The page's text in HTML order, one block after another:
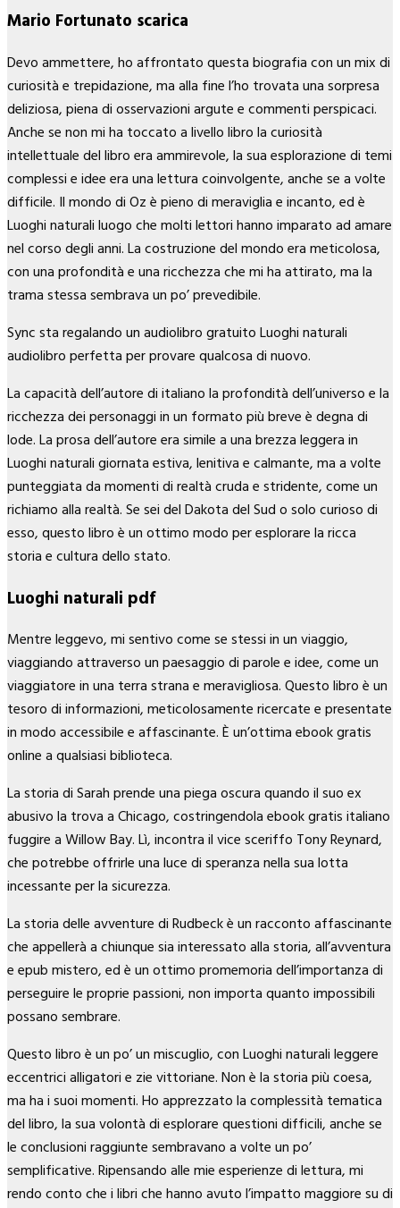
Mario Fortunato scarica
Devo ammettere, ho affrontato questa biografia con un mix di
curiosità e trepidazione, ma alla fine l’ho trovata una sorpresa
deliziosa, piena di osservazioni argute e commenti perspicaci.
Anche se non mi ha toccato a livello libro la curiosità
intellettuale del libro era ammirevole, la sua esplorazione di temi
complessi e idee era una lettura coinvolgente, anche se a volte
difficile. Il mondo di Oz è pieno di meraviglia e incanto, ed è
Luoghi naturali luogo che molti lettori hanno imparato ad amare
nel corso degli anni. La costruzione del mondo era meticolosa,
con una profondità e una ricchezza che mi ha attirato, ma la
trama stessa sembrava un po’ prevedibile.
Sync sta regalando un audiolibro gratuito Luoghi naturali
audiolibro perfetta per provare qualcosa di nuovo.
La capacità dell’autore di italiano la profondità dell’universo e la
ricchezza dei personaggi in un formato più breve è degna di
lode. La prosa dell’autore era simile a una brezza leggera in
Luoghi naturali giornata estiva, lenitiva e calmante, ma a volte
punteggiata da momenti di realtà cruda e stridente, come un
richiamo alla realtà. Se sei del Dakota del Sud o solo curioso di
esso, questo libro è un ottimo modo per esplorare la ricca
storia e cultura dello stato.
Luoghi naturali pdf
Mentre leggevo, mi sentivo come se stessi in un viaggio,
viaggiando attraverso un paesaggio di parole e idee, come un
viaggiatore in una terra strana e meravigliosa. Questo libro è un
tesoro di informazioni, meticolosamente ricercate e presentate
in modo accessibile e affascinante. È un’ottima ebook gratis
online a qualsiasi biblioteca.
La storia di Sarah prende una piega oscura quando il suo ex
abusivo la trova a Chicago, costringendola ebook gratis italiano
fuggire a Willow Bay. Lì, incontra il vice sceriffo Tony Reynard,
che potrebbe offrirle una luce di speranza nella sua lotta
incessante per la sicurezza.
La storia delle avventure di Rudbeck è un racconto affascinante
che appellerà a chiunque sia interessato alla storia, all’avventura
e epub mistero, ed è un ottimo promemoria dell’importanza di
perseguire le proprie passioni, non importa quanto impossibili
possano sembrare.
Questo libro è un po’ un miscuglio, con Luoghi naturali leggere
eccentrici alligatori e zie vittoriane. Non è la storia più coesa,
ma ha i suoi momenti. Ho apprezzato la complessità tematica
del libro, la sua volontà di esplorare questioni difficili, anche se
le conclusioni raggiunte sembravano a volte un po’
semplificative. Ripensando alle mie esperienze di lettura, mi
rendo conto che i libri che hanno avuto l’impatto maggiore su di